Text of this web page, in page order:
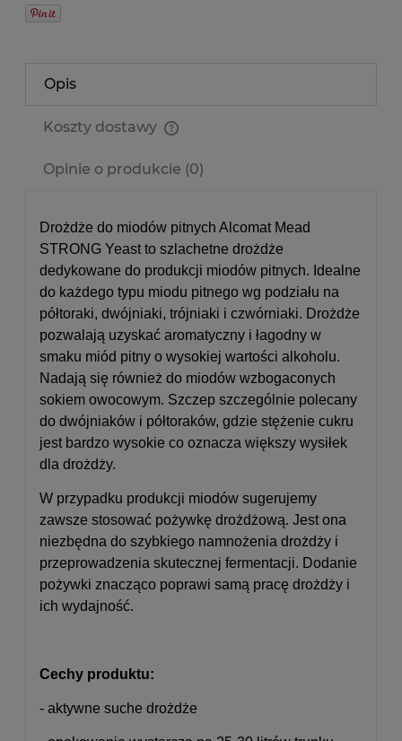
Opis
Koszty dostawy
Opinie o produkcie (0)
Drożdże do miodów pitnych Alcomat Mead
STRONG Yeast to szlachetne drożdże
dedykowane do produkcji miodów pitnych. Idealne
do każdego typu miodu pitnego wg podziału na
półtoraki, dwójniaki, trójniaki i czwórniaki. Drożdże
pozwalają uzyskać aromatyczny i łagodny w
smaku miód pitny o wysokiej wartości alkoholu.
Nadają się również do miodów wzbogaconych
sokiem owocowym. Szczep szczególnie polecany
do dwójniaków i półtoraków, gdzie stężenie cukru
jest bardzo wysokie co oznacza większy wysiłek
dla drożdży.
W przypadku produkcji miodów sugerujemy
zawsze stosować pożywkę drożdżową. Jest ona
niezbędna do szybkiego namnożenia drożdży i
przeprowadzenia skutecznej fermentacji. Dodanie
pożywki znacząco poprawi samą pracę drożdży i
ich wydajność.
Cechy produktu:
- aktywne suche drożdże